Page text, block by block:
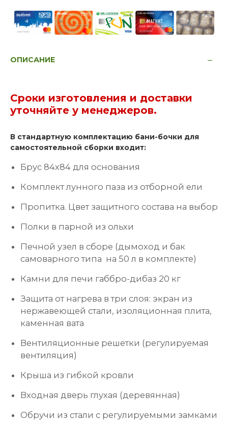
ОПИСАНИЕ
Сроки изготовления и доставки
уточняйте у менеджеров.
В стандартную комплектацию бани-бочки для
самостоятельной сборки входит:
Брус 84х84 для основания
Комплект лунного паза из отборной ели
Пропитка. Цвет защитного состава на выбор
Полки в парной из ольхи
Печной узел в сборе (дымоход и бак
самоварного типа на 50 л в комплекте)
Камни для печи габбро-дибаз 20 кг
Защита от нагрева в три слоя: экран из
нержавеющей стали, изоляционная плита,
каменная вата
Вентиляционные решетки (регулируемая
вентиляция)
Крыша из гибкой кровли
Входная дверь глухая (деревянная)
Обручи из стали с регулируемыми замками